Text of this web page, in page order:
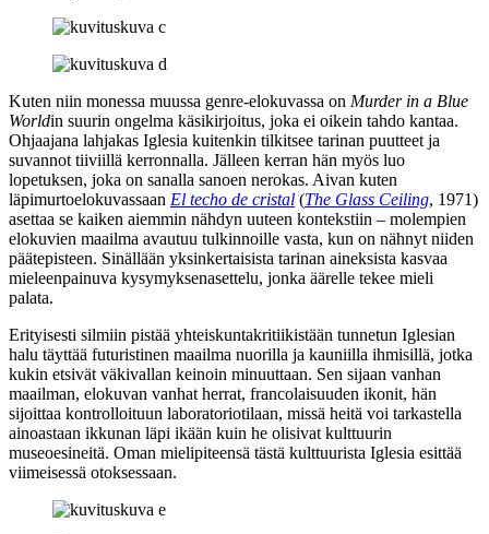
Kuten niin monessa muussa genre-elokuvassa on Murder in a Blue
Worldin suurin ongelma käsikirjoitus, joka ei oikein tahdo kantaa.
Ohjaajana lahjakas Iglesia kuitenkin tilkitsee tarinan puutteet ja
suvannot tiiviillä kerronnalla. Jälleen kerran hän myös luo
lopetuksen, joka on sanalla sanoen nerokas. Aivan kuten
läpimurtoelokuvassaan El techo de cristal (The Glass Ceiling, 1971)
asettaa se kaiken aiemmin nähdyn uuteen kontekstiin – molempien
elokuvien maailma avautuu tulkinnoille vasta, kun on nähnyt niiden
päätepisteen. Sinällään yksinkertaisista tarinan aineksista kasvaa
mieleenpainuva kysymyksenasettelu, jonka äärelle tekee mieli
palata.
Erityisesti silmiin pistää yhteiskuntakritiikistään tunnetun Iglesian
halu täyttää futuristinen maailma nuorilla ja kauniilla ihmisillä, jotka
kukin etsivät väkivallan keinoin minuuttaan. Sen sijaan vanhan
maailman, elokuvan vanhat herrat, francolaisuuden ikonit, hän
sijoittaa kontrolloituun laboratoriotilaan, missä heitä voi tarkastella
ainoastaan ikkunan läpi ikään kuin he olisivat kulttuurin
museoesineitä. Oman mielipiteensä tästä kulttuurista Iglesia esittää
viimeisessä otoksessaan.